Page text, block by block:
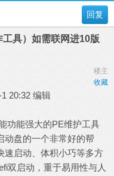
回复
具）如需联网进10版
楼主
收藏
20:32 编辑
功能强大的PE维护工具
动盘的一个非常好的帮
速启动、体积小巧等多方
双启动，重于易用性与人